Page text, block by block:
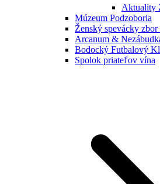
Aktuality
Múzeum Podzoboria
Ženský spevácky
Arcanum &
Bodocký Futbalový
Spolok priateľov vína